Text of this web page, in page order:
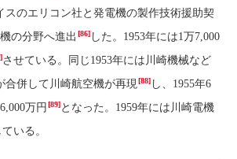
スのエリコン社と発電機の製作技術援助契
の分野へ進出 [86] した。1953年には1万7,000
させている。同じ1953年には川崎機械など
合併して川崎航空機が再現[88] し、1955年6
万円 [89]となった。1959年には川崎電機
ている。